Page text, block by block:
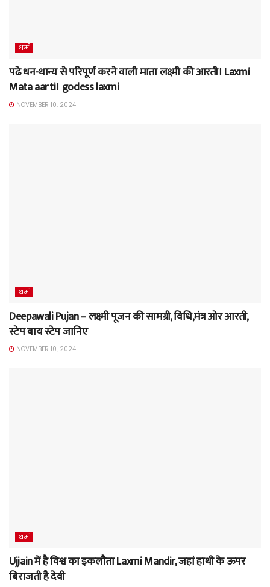
धर्म
पढे धन-धान्य से परिपूर्ण करने वाली माता लक्ष्मी की आरती। Laxmi
Mata aarti। godess laxmi
NOVEMBER 10, 2024
धर्म
Deepawali Pujan – लक्ष्मी पूजन की सामग्री, विधि,मंत्र ओर आरती,
स्टेप बाय स्टेप जानिए
NOVEMBER 10, 2024
धर्म
Ujjain में है विश्व का इकलौता Laxmi Mandir, जहां हाथी के ऊपर
बिराजती है देवी